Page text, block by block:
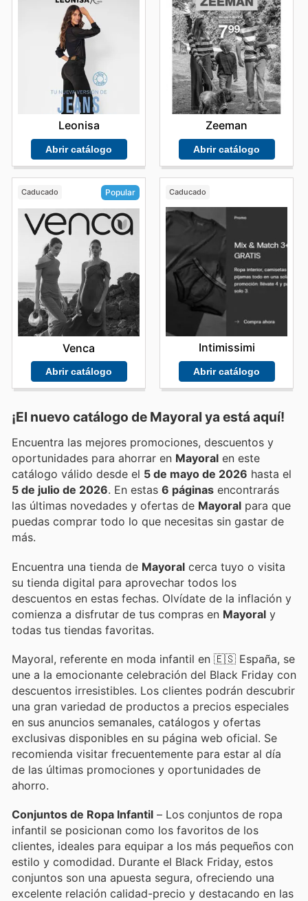
Leonisa
Abrir catálogo
Zeeman
Abrir catálogo
Caducado Popular
Venca
Abrir catálogo
Caducado
Intimissimi
Abrir catálogo
¡El nuevo catálogo de Mayoral ya está aquí!
Encuentra las mejores promociones, descuentos y
oportunidades para ahorrar en Mayoral en este
catálogo válido desde el 5 de mayo de 2026 hasta el
5 de julio de 2026 . En estas 6 páginas encontrarás
las últimas novedades y ofertas de Mayoral para que
puedas comprar todo lo que necesitas sin gastar de
más.
Encuentra una tienda de Mayoral cerca tuyo o visita
su tienda digital para aprovechar todos los
descuentos en estas fechas. Olvídate de la inflación y
comienza a disfrutar de tus compras en Mayoral y
todas tus tiendas favoritas.
Mayoral, referente en moda infantil en 🇪🇸 España, se
une a la emocionante celebración del Black Friday con
descuentos irresistibles. Los clientes podrán descubrir
una gran variedad de productos a precios especiales
en sus anuncios semanales, catálogos y ofertas
exclusivas disponibles en su página web oficial. Se
recomienda visitar frecuentemente para estar al día
de las últimas promociones y oportunidades de
ahorro.
Conjuntos de Ropa Infantil – Los conjuntos de ropa
infantil se posicionan como los favoritos de los
clientes, ideales para equipar a los más pequeños con
estilo y comodidad. Durante el Black Friday, estos
conjuntos son una apuesta segura, ofreciendo una
excelente relación calidad-precio y destacando en las